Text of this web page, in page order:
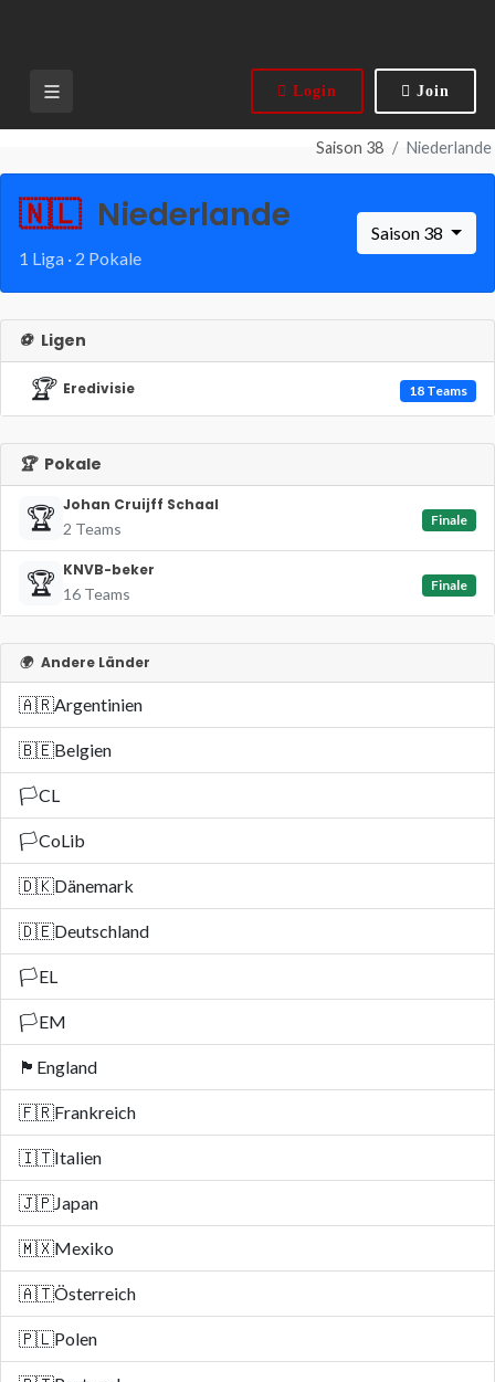
Login Join
Saison 38 Niederlande
🇳🇱 Niederlande
1 Liga · 2 Pokale
Saison 38
⚽ Ligen
🏆 Eredivisie 18 Teams
🏆 Pokale
🏆 Johan Cruijff Schaal
2 Teams
Finale
🏆 KNVB-beker
16 Teams
Finale
🌍 Andere Länder
🇦🇷Argentinien
🇧🇪Belgien
🏳️CL
🏳️CoLib
🇩🇰Dänemark
🇩🇪Deutschland
🏳️EL
🏳️EM
🏴󠁧󠁢󠁥󠁮󠁧󠁿 England
🇫🇷Frankreich
🇮🇹Italien
🇯🇵Japan
🇲🇽Mexiko
🇦🇹Österreich
🇵🇱Polen